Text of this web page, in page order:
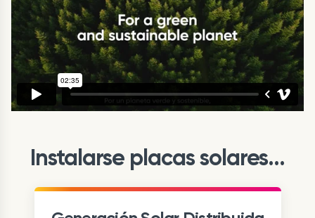
Instalarse placas solares...